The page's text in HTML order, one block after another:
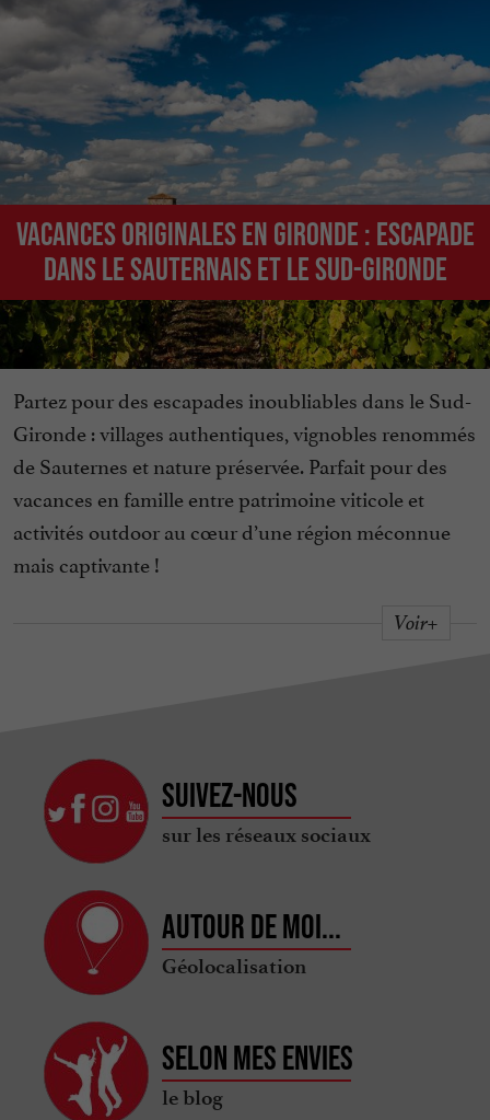
Vacances originales en Gironde : Escapade
dans le Sauternais et le sud-Gironde
Partez pour des escapades inoubliables dans le Sud-
Gironde : villages authentiques, vignobles renommés
de Sauternes et nature préservée. Parfait pour des
vacances en famille entre patrimoine viticole et
activités outdoor au cœur d’une région méconnue
mais captivante !
Voir+
Suivez-nous
sur les réseaux sociaux
Autour de moi...
Géolocalisation
Selon mes envies
le blog